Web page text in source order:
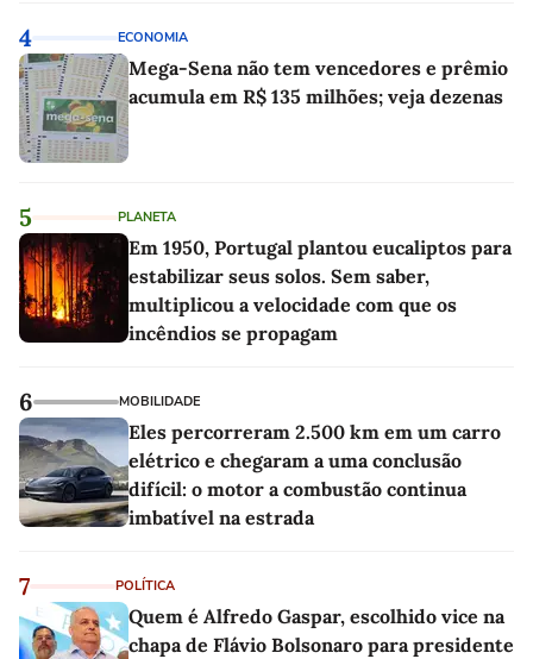
4 ECONOMIA
Mega-Sena não tem vencedores e prêmio
acumula em R$ 135 milhões; veja dezenas
5 PLANETA
Em 1950, Portugal plantou eucaliptos para
estabilizar seus solos. Sem saber,
multiplicou a velocidade com que os
incêndios se propagam
6 MOBILIDADE
Eles percorreram 2.500 km em um carro
elétrico e chegaram a uma conclusão
difícil: o motor a combustão continua
imbatível na estrada
7 POLÍTICA
Quem é Alfredo Gaspar, escolhido vice na
chapa de Flávio Bolsonaro para presidente